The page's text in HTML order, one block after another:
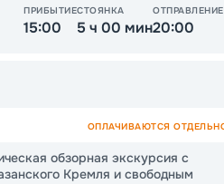
ПРИБЫТИЕ
15:00
СТОЯНКА
5 ч 00 мин
ОТПРАВЛЕНИЕ
20:00
ОПЛАЧИВАЮТСЯ
обзорная экскурсия с
Кремля и свободным